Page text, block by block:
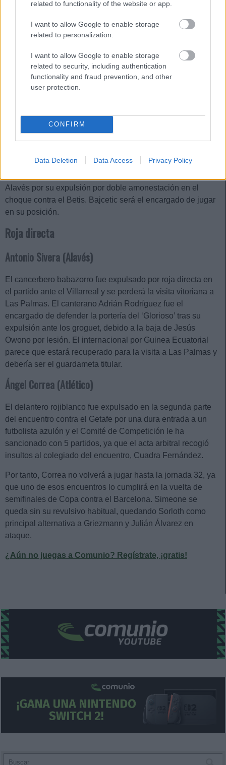
related to functionality of the website or app.
I want to allow Google to enable storage
related to personalization.
I want to allow Google to enable storage
related to security, including authentication
functionality and fraud prevention, and other
user protection.
CONFIRM
Data Deletion Data Access Privacy Policy
Expulsión por doble amonestación
Antonio Blanco (Alavés)
El Alavés tampoco podrá contar con los servicios del ex del
Ander Guevara se postula como el elegido por Coudet para
reemplazarle en el once inicial.
Dário Essugo (Las Palmas)
Alavés por su expulsión por doble amonestación en el
choque contra el Betis. Bajcetic será el encargado de jugar
en su posición.
Roja directa
Antonio Sivera (Alavés)
El cancerbero babazorro fue expulsado por roja directa en
el partido ante el Villarreal y se perderá la visita vitoriana a
Las Palmas. El canterano Adrián Rodríguez fue el
encargado de defender la portería del ‘Glorioso’ tras su
expulsión ante los groguet, debido a la baja de Jesús
Owono por lesión. El internacional por Guinea Ecuatorial
parece que estará recuperado para la visita a Las Palmas y
debería ser el guardameta titular.
Ángel Correa (Atlético)
El delantero rojiblanco fue expulsado en la segunda parte
del encuentro contra el Getafe por una dura entrada a un
futbolista azulón y el Comité de Competición le ha
sancionado con 5 partidos, ya que el acta arbitral recogió
insultos al colegiado del encuentro, Cuadra Fernández.
Por tanto, Correa no volverá a jugar hasta la jornada 32, ya
que uno de esos encuentros lo cumplirá en la vuelta de
semifinales de Copa contra el Barcelona. Simeone se
queda sin su revulsivo habitual, quedando Sorloth como
principal alternativa a Griezmann y Julián Álvarez en
ataque.
¿Aún no juegas a Comunio? Regístrate, ¡gratis!